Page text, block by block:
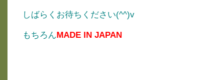
しばらくお待ちください(^^)v
もちろん MADE IN JAPAN